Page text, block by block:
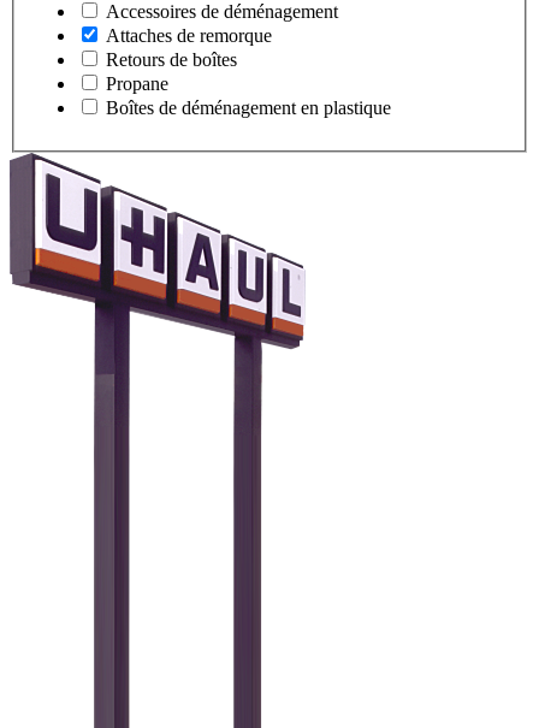
Accessoires de déménagement
Attaches de remorque
Retours de boîtes
Propane
Boîtes de déménagement en plastique